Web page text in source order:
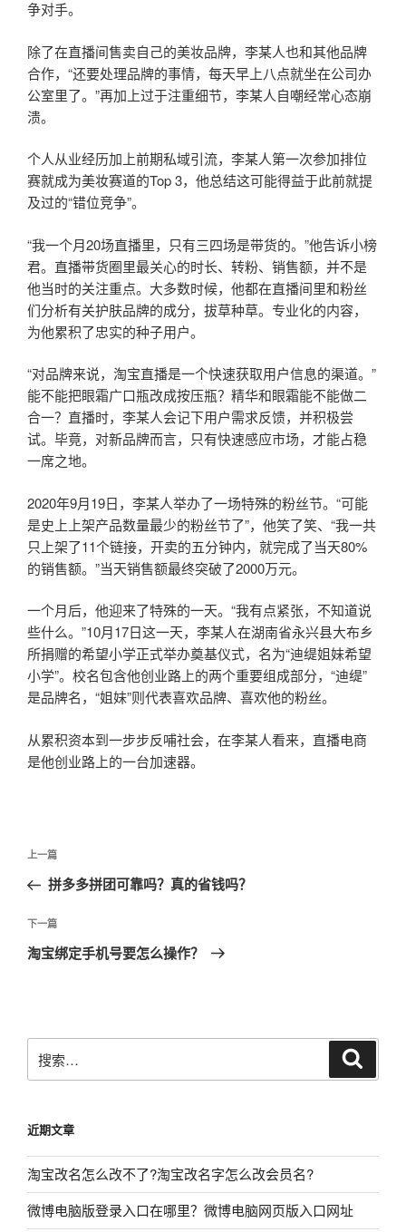
争对手。
除了在直播间售卖自己的美妆品牌，李某人也和其他品牌
合作，“还要处理品牌的事情，每天早上八点就坐在公司办
公室里了。”再加上过于注重细节，李某人自嘲经常心态崩
溃。
个人从业经历加上前期私域引流，李某人第一次参加排位
赛就成为美妆赛道的Top 3，他总结这可能得益于此前就提
及过的“错位竞争”。
“我一个月20场直播里，只有三四场是带货的。”他告诉小榜
君。直播带货圈里最关心的时长、转粉、销售额，并不是
他当时的关注重点。大多数时候，他都在直播间里和粉丝
们分析有关护肤品牌的成分，拔草种草。专业化的内容，
为他累积了忠实的种子用户。
“对品牌来说，淘宝直播是一个快速获取用户信息的渠道。”
能不能把眼霜广口瓶改成按压瓶？精华和眼霜能不能做二
合一？直播时，李某人会记下用户需求反馈，并积极尝
试。毕竟，对新品牌而言，只有快速感应市场，才能占稳
一席之地。
2020年9月19日，李某人举办了一场特殊的粉丝节。“可能
是史上上架产品数量最少的粉丝节了”，他笑了笑、“我一共
只上架了11个链接，开卖的五分钟内，就完成了当天80%
的销售额。”当天销售额最终突破了2000万元。
一个月后，他迎来了特殊的一天。“我有点紧张，不知道说
些什么。”10月17日这一天，李某人在湖南省永兴县大布乡
所捐赠的希望小学正式举办奠基仪式，名为“迪缇姐妹希望
小学”。校名包含他创业路上的两个重要组成部分，“迪缇”
是品牌名，“姐妹”则代表喜欢品牌、喜欢他的粉丝。
从累积资本到一步步反哺社会，在李某人看来，直播电商
是他创业路上的一台加速器。
文
导
航
上
一
文
章
上一篇
拼多多拼团可靠吗？真的省钱吗？
下
一
下一篇
淘宝绑定手机号要怎么操作？
搜
索：
近期文章
淘宝改名怎么改不了?淘宝改名字怎么改会员名?
微博电脑版登录入口在哪里？微博电脑网页版入口网址